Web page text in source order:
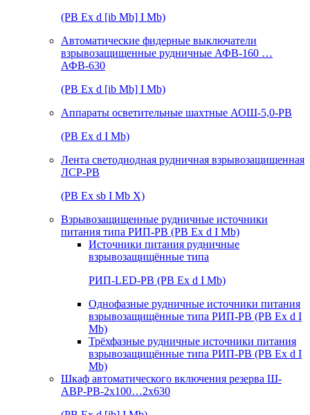
(РВ Ex d [ib Mb] I Mb)
Автоматические фидерные выключатели
взрывозащищенные рудничные АФВ-160 …
АФВ-630
(РВ Ex d [ib Mb] I Mb)
Аппараты осветительные шахтные АОШ-5,0-РВ
(РВ Ex d I Mb)
Лента светодиодная рудничная взрывозащищенная
ЛСР-РВ
(РВ Ex sb I Mb Х)
Взрывозащищенные рудничные источники
питания типа РИП-РВ (РВ Ex d I Mb)
Источники питания рудничные
взрывозащищённые типа
РИП-LED-РВ (РВ Ex d I Mb)
Однофазные рудничные источники питания
взрывозащищённые типа РИП-РВ (РВ Ex d I
Mb)
Трёхфазные рудничные источники питания
взрывозащищённые типа РИП-РВ (РВ Ex d I
Mb)
Шкаф автоматического включения резерва Ш-
АВР-РВ-2х100…2х630